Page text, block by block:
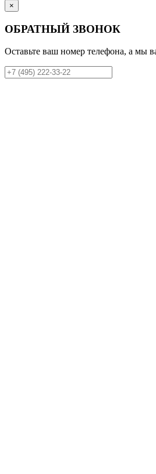
×
ОБРАТНЫЙ ЗВОНОК
Оставьте ваш номер телефона, а мы